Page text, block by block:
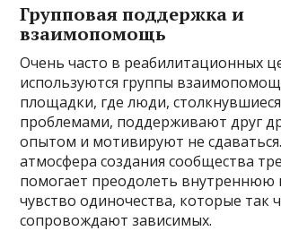
Групповая поддержка и
взаимопомощь
Очень часто в реабилитационных
используются группы
площадки, где люди,
проблемами, поддерживают друг
опытом и мотивируют не
атмосфера создания сообщества
помогает преодолеть внутреннюю
чувство одиночества, которые так
сопровождают зависимых.